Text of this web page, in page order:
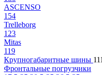
ASCENSO
154
Trelleborg
123
Mitas
119
Крупногабаритные шины
Фронтальные погрузчики